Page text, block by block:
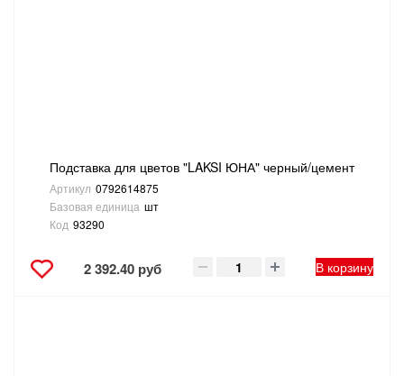
Подставка для цветов "LAKSI ЮНА" черный/цемент
Артикул 0792614875
Базовая единица шт
Код 93290
2 392.40 руб В корзину